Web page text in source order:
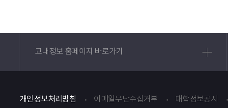
교내정보 홈페이지 바로가기
개인정보처리방침 이메일무단수집거부 대학정보공시